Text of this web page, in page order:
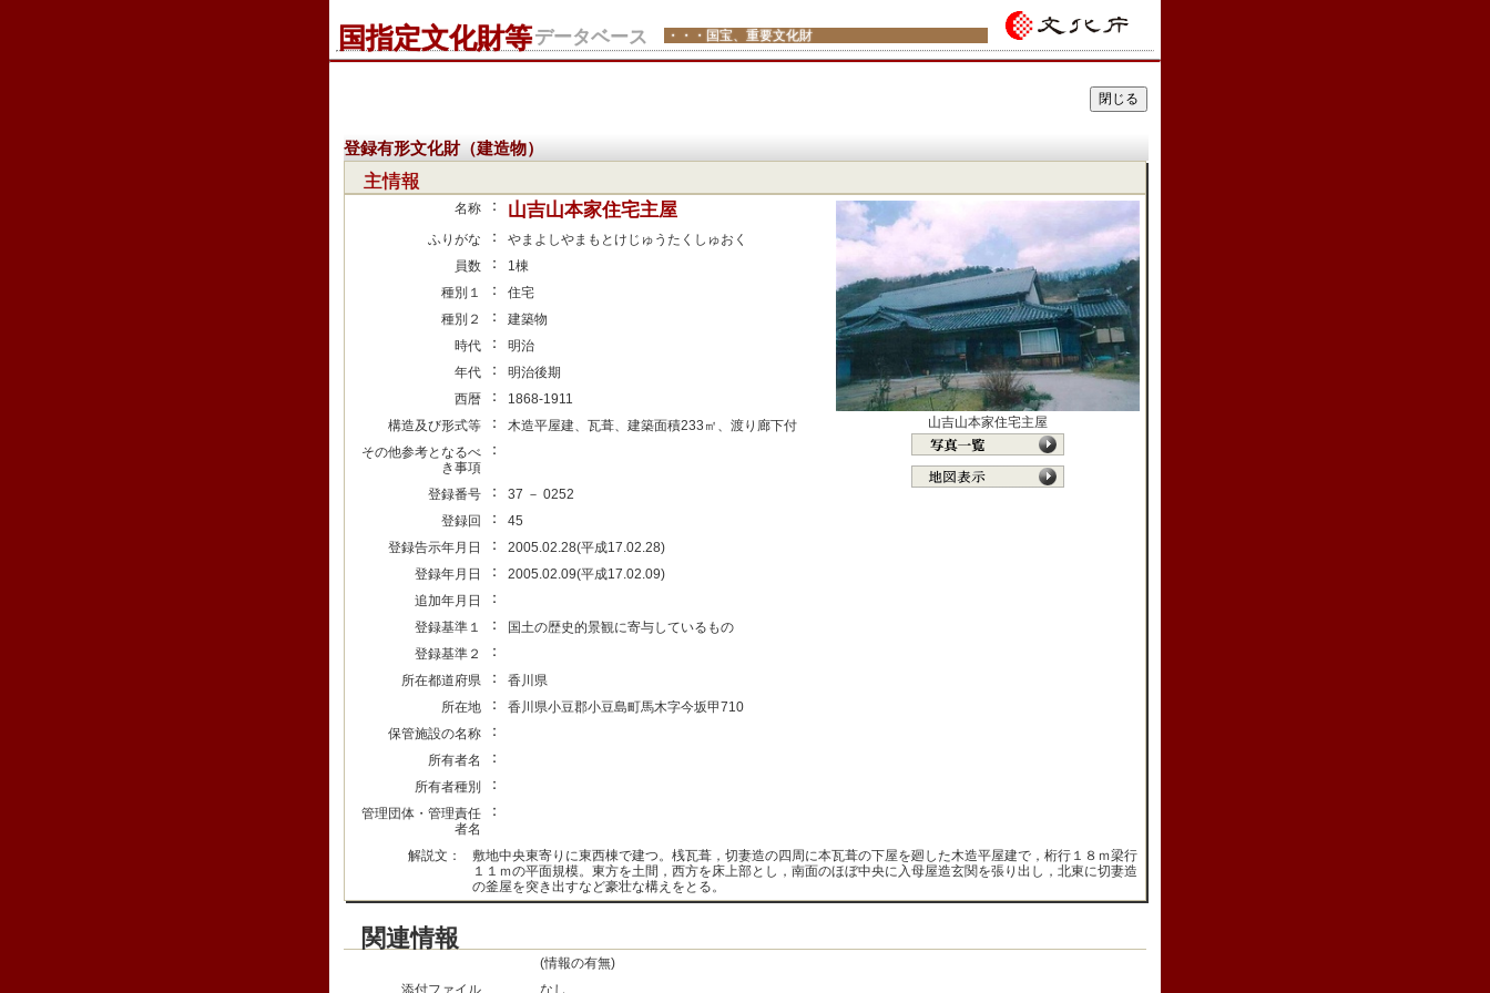
国指定文化財等データベース ・・・国宝、重要文化財
登録有形文化財（建造物）
主情報
名称 ： 山吉山本家住宅主屋
ふりがな ：
やまよしやまもとけじゅうたくしゅおく
員数
：
1棟
種別１
：
住宅
種別２
：
建築物
時代
：
明治
年代
：
明治後期
西暦
：
1868-1911
構造及び形式等
：
木造平屋建、瓦葺、建築面積233㎡、渡り廊下付
その他参考となるべ
き事項
：
登録番号 ：
37 － 0252
登録回
：
45
登録告示年月日
：
2005.02.28(平成17.02.28)
登録年月日
：
2005.02.09(平成17.02.09)
追加年月日
：
登録基準１ ：
国土の歴史的景観に寄与しているもの
登録基準２
：
所在都道府県 ：
香川県
所在地
：
香川県小豆郡小豆島町馬木字今坂甲710
保管施設の名称
：
所有者名 ：
所有者種別 ：
管理団体・管理責任
者名
：
山吉山本家住宅主屋
解説文：
敷地中央東寄りに東西棟で建つ。桟瓦葺，切妻造の四周に本瓦葺の下屋を廻した木造平屋建で，桁行１８ｍ梁行
１１ｍの平面規模。東方を土間，西方を床上部とし，南面のほぼ中央に入母屋造玄関を張り出し，北東に切妻造
の釜屋を突き出すなど豪壮な構えをとる。
関連情報
(情報の有無)
添付ファイル
なし